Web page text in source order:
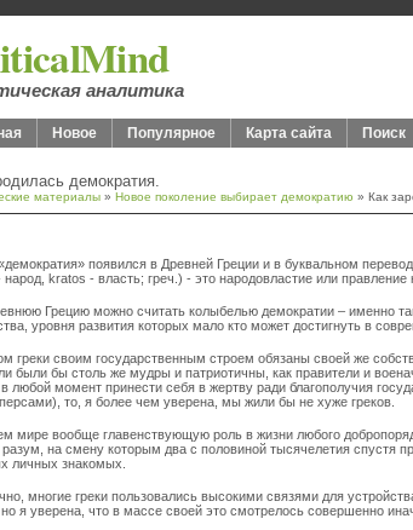
аналитика
Новое Популярное Карта сайта Поиск
демократия.
материалы » Новое поколение выбирает демократию » Как
появился в Древней Греции и в буквальном
kratos - власть; греч.) - это народовластие или правление
Грецию можно считать колыбелью демократии – именно
уровня развития которых мало кто может достигнуть в
греки своим государственным строем обязаны своей же
были бы столь же мудры и патриотичны, как правители и
любой момент принести себя в жертву ради благополучия
то, я более чем уверена, мы жили бы не хуже греков.
мире вообще главенствующую роль в жизни любого
на смену которым два с половиной тысячелетия спустя
личных знакомых.
многие греки пользовались высокими связями для
я уверена, что в массе своей это смотрелось совершенно